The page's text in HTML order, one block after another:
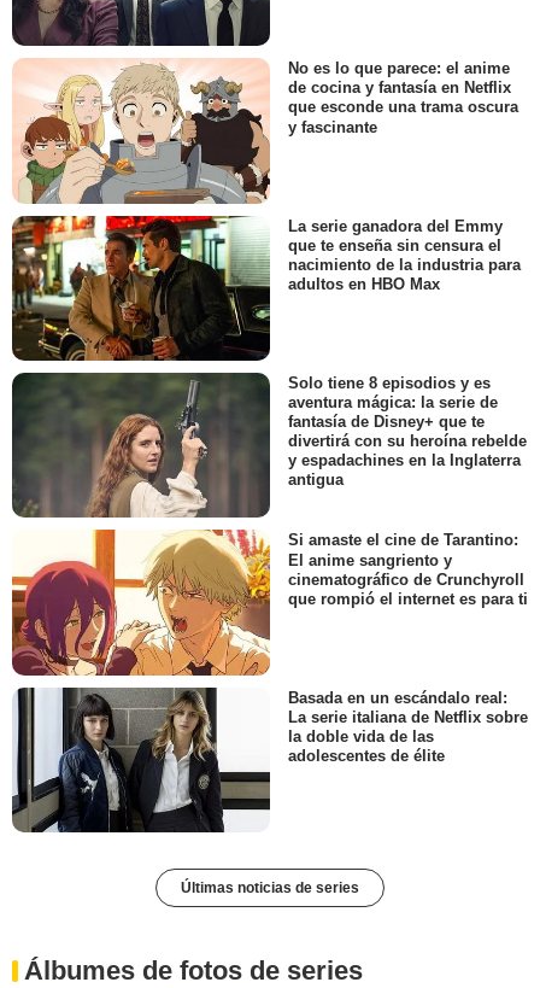
No es lo que parece: el anime
de cocina y fantasía en Netflix
que esconde una trama oscura
y fascinante
La serie ganadora del Emmy
que te enseña sin censura el
nacimiento de la industria para
adultos en HBO Max
Solo tiene 8 episodios y es
aventura mágica: la serie de
fantasía de Disney+ que te
divertirá con su heroína rebelde
y espadachines en la Inglaterra
antigua
Si amaste el cine de Tarantino:
El anime sangriento y
cinematográfico de Crunchyroll
que rompió el internet es para ti
Basada en un escándalo real:
La serie italiana de Netflix sobre
la doble vida de las
adolescentes de élite
Últimas noticias de series
Álbumes de fotos de series